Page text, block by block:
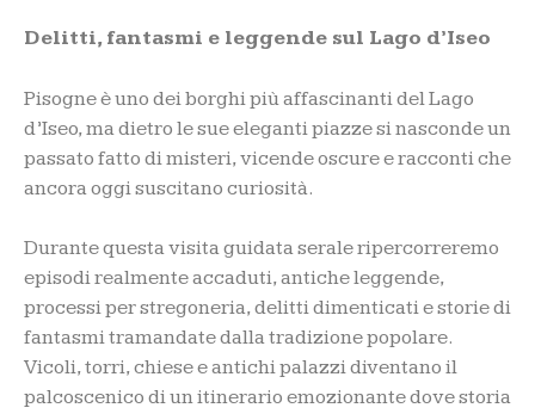
Delitti, fantasmi e leggende sul Lago d’Iseo
Pisogne è uno dei borghi più affascinanti del Lago
d’Iseo, ma dietro le sue eleganti piazze si nasconde un
passato fatto di misteri, vicende oscure e racconti che
ancora oggi suscitano curiosità.
Durante questa visita guidata serale ripercorreremo
episodi realmente accaduti, antiche leggende,
processi per stregoneria, delitti dimenticati e storie di
fantasmi tramandate dalla tradizione popolare.
Vicoli, torri, chiese e antichi palazzi diventano il
palcoscenico di un itinerario emozionante dove storia